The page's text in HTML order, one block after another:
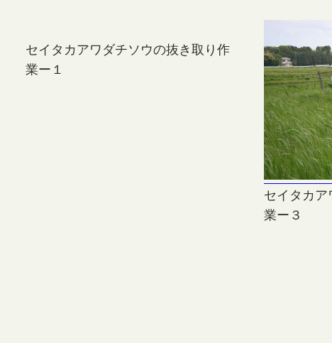
セイタカアワダチソウの抜き取り作
業ー１
セイタカ
業ー３